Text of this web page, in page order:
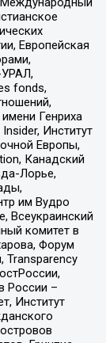
Европейская
fonds,
Генриха
Институт
Европы,
Канадский
Лорье,
им Вудро
Всеукраинский
комитет в
Форум
Transparеncy
России –
Институт